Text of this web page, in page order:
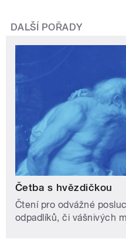
DALŠÍ POŘADY
Četba s hvězdičkou
Čtení pro odvážné
odpadlíků, či vášnivých